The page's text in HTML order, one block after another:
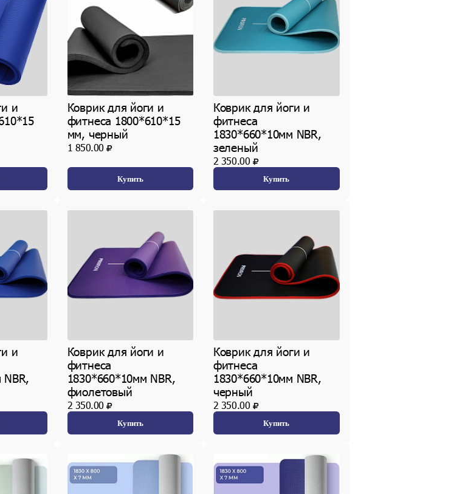
и
Коврик для йоги и
фитнеса 1800*610*15
мм, черный
1 850.00
Купить
Коврик для йоги и
фитнеса
1830*660*10мм NBR,
зеленый
2 350.00
Купить
и
Коврик для йоги и
фитнеса
1830*660*10мм NBR,
фиолетовый
2 350.00
Купить
Коврик для йоги и
фитнеса
1830*660*10мм NBR,
черный
2 350.00
Купить